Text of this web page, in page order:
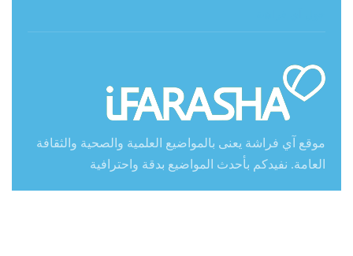
موقع آي فراشة يعنى بالمواضيع العلمية والصحية والثقافة
العامة. نفيدكم بأحدث المواضيع بدقة واحترافية